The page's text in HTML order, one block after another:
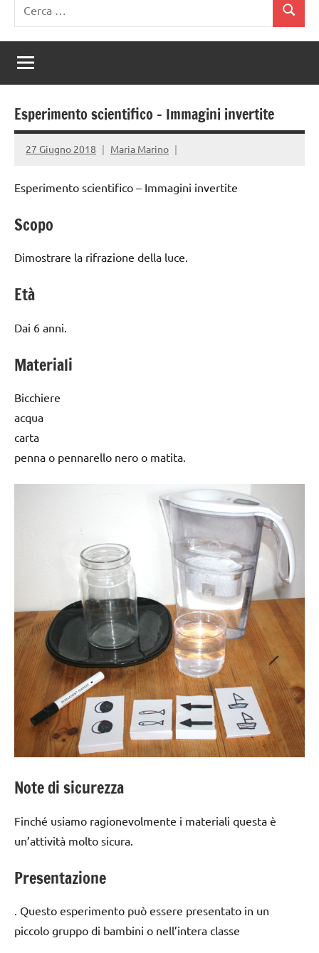
per:
Cerca
Esperimento scientifico – Immagini invertite
27 Giugno 2018 Maria Marino
Esperimento scientifico – Immagini invertite
Scopo
Dimostrare la rifrazione della luce.
Età
Dai 6 anni.
Materiali
Bicchiere
acqua
carta
penna o pennarello nero o matita.
Note di sicurezza
Finché usiamo ragionevolmente i materiali questa è
un’attività molto sicura.
Presentazione
. Questo esperimento può essere presentato in un
piccolo gruppo di bambini o nell’intera classe